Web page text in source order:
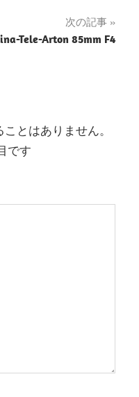
次の記事
Tele-Arton 85mm F4
とはありません。
です